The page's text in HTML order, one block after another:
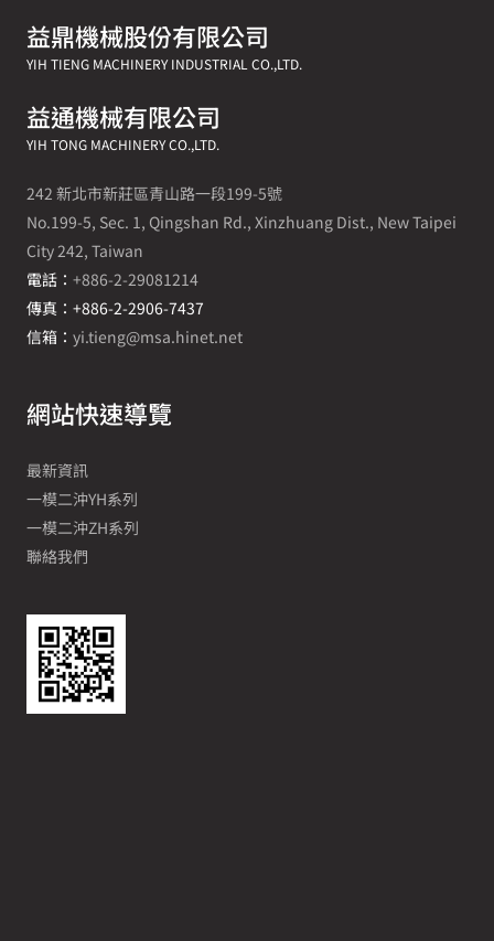
益鼎機械股份有限公司
YIH TIENG MACHINERY INDUSTRIAL CO.,LTD.
益通機械有限公司
YIH TONG MACHINERY CO.,LTD.
242 新北市新莊區青山路一段199-5號
No.199-5, Sec. 1, Qingshan Rd., Xinzhuang Dist., New Taipei
City 242, Taiwan
電話： +886-2-29081214
傳真：+886-2-2906-7437
信箱： yi.tieng@msa.hinet.net
網站快速導覽
最新資訊
一模二沖YH系列
一模二沖ZH系列
聯絡我們